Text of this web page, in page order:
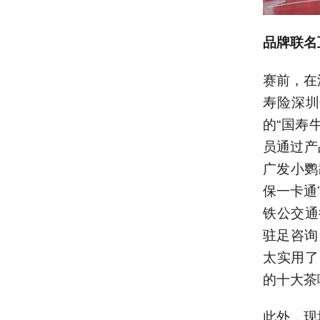
品牌联
赛前，
寿险深
的“国寿
员通过
广发小
保一卡
铁公交
驻足咨
太实用
的十大
此外，